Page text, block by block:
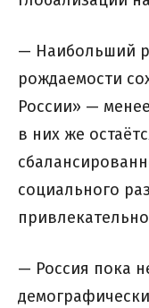
— Наибольший
рождаемости
России» —
в них же
социального
— Россия пока